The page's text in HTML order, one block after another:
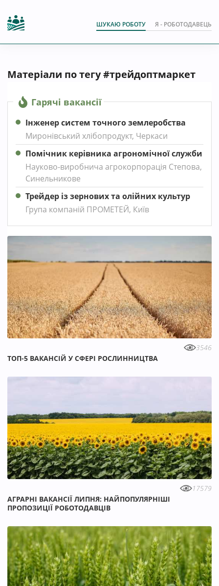
ШУКАЮ РОБОТУ Я - РОБОТОДАВЕЦЬ
Матеріали по тегу #трейдоптмаркет
3546
ТОП-5 ВАКАНСІЙ У СФЕРІ РОСЛИННИЦТВА
17579
АГРАРНІ ВАКАНСІЇ ЛИПНЯ: НАЙПОПУЛЯРНІШІ
ПРОПОЗИЦІЇ РОБОТОДАВЦІВ
Гарячі вакансії
Інженер систем точного землеробства
Миронівський хлібопродукт, Черкаси
Помічник керівника агрономічної служби
Науково-виробнича агрокорпорація Степова,
Синельникове
Трейдер із зернових та олійних культур
Група компаній ПРОМЕТЕЙ, Київ